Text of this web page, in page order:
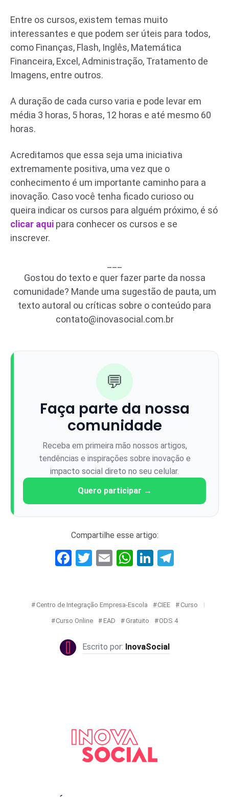
Entre os cursos, existem temas muito
interessantes e que podem ser úteis para todos,
como Finanças, Flash, Inglês, Matemática
Financeira, Excel, Administração, Tratamento de
Imagens, entre outros.
A duração de cada curso varia e pode levar em
média 3 horas, 5 horas, 12 horas e até mesmo 60
horas.
Acreditamos que essa seja uma iniciativa
extremamente positiva, uma vez que o
conhecimento é um importante caminho para a
inovação. Caso você tenha ficado curioso ou
queira indicar os cursos para alguém próximo, é só
clicar aqui para conhecer os cursos e se
inscrever.
Gostou do texto e quer fazer parte da nossa
comunidade? Mande uma sugestão de pauta, um
texto autoral ou críticas sobre o conteúdo para
contato@inovasocial.com.br
💬
Faça parte da nossa
comunidade
Receba em primeira mão nossos artigos,
tendências e inspirações sobre inovação e
impacto social direto no seu celular.
Quero participar →
Compartilhe esse artigo:
Facebook
Twitter
EmailWhatsApp
LinkedIn
Centro de Integração Empresa-Escola CIEE Curso
Curso Online EAD Gratuito ODS 4
InovaSocial